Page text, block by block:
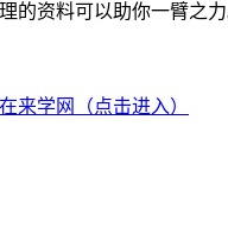
的资料可以助你一臂之力
来学网（点击进入）